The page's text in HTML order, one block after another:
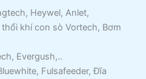
Heywel, Anlet,
khí con sò Vortech, Bơm
Evergush,..
Fulsafeeder, Đĩa